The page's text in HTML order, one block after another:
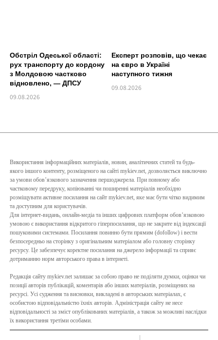
Обстріл Одеської області:
рух транспорту до кордону
з Молдовою частково
відновлено, — ДПСУ
09.08.2026
Експерт розповів, що чекає
на євро в Україні
наступного тижня
09.08.2026
Використання інформаційних матеріалів, новин, аналітичних статей та будь-
якого іншого контенту, розміщеного на сайті mykiev.net, дозволяється виключно
за умови обов’язкового зазначення першоджерела. При повному або
частковому передруку, копіюванні чи поширенні матеріалів необхідно
розміщувати активне посилання на сайт mykiev.net, яке має бути чітко видимим
та доступним для користувачів.
Для інтернет-видань, онлайн-медіа та інших цифрових платформ обов’язковою
умовою є використання відкритого гіперпосилання, що не закрите від індексації
пошуковими системами. Посилання повинно бути прямим (dofollow) і вести
безпосередньо на сторінку з оригінальним матеріалом або головну сторінку
ресурсу. Це забезпечує коректне посилання на джерело інформації та сприяє
дотриманню норм авторського права в інтернеті.
Редакція сайту mykiev.net залишає за собою право не поділяти думки, оцінки чи
позиції авторів публікацій, коментарів або інших матеріалів, розміщених на
ресурсі. Усі судження та висновки, викладені в авторських матеріалах, є
особистою відповідальністю їхніх авторів. Адміністрація сайту не несе
відповідальності за зміст опублікованих матеріалів, а також за можливі наслідки
їх використання третіми особами.